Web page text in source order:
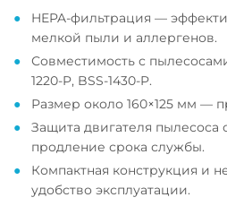
HEPA-фильтрация —
мелкой пыли и аллергенов.
Совместимость с
1220-P, BSS-1430-P.
Размер около 160×125 мм —
Защита двигателя пылесоса
продление срока службы.
Компактная конструкция и
удобство эксплуатации.